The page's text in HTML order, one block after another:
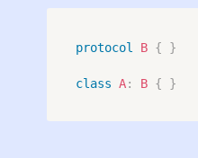
protocol B { }
class A: B { }